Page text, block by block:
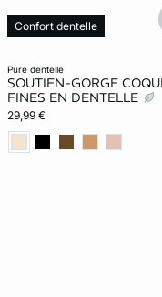
pure dentelle
SOUTIEN-GORGE
FINES EN DENTELLE
29,99 €
Confort dentelle